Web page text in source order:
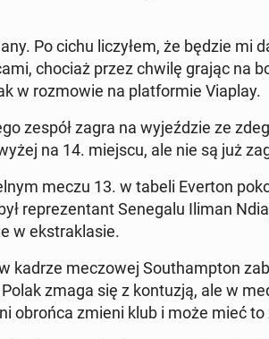
Po cichu li­czy­łem, że będzie mi
chociaż przez chwilę grając na
w roz­mo­wie na plat­for­mie Viaplay.
zespół zagra na wy­jeź­dzie ze
na 14. miejscu, ale nie są już
meczu 13. w tabeli Everton
re­pre­zen­tant Se­ne­ga­lu Iliman
w eks­tra­kla­sie.
kadrze me­czo­wej So­uthamp­ton
zmaga się z kon­tu­zją, ale w
obrońca zmieni klub i może mieć